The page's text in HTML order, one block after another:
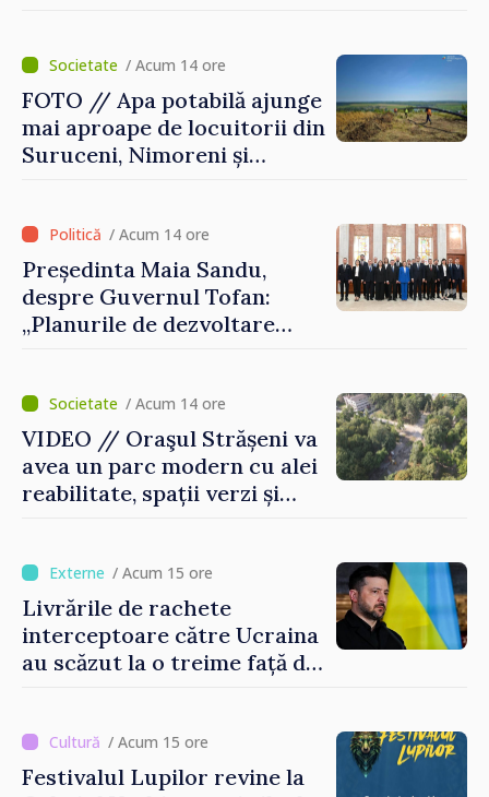
/ Acum 14 ore
FOTO // Apa potabilă ajunge
mai aproape de locuitorii din
Suruceni, Nimoreni și
/ Acum 14 ore
Președinta Maia Sandu,
despre Guvernul Tofan:
„Planurile de dezvoltare
stabilitate pentru a reuși”
/ Acum 14 ore
VIDEO // Oraşul Strășeni va
avea un parc modern cu alei
reabilitate, spații verzi și
/ Acum 15 ore
Livrările de rachete
interceptoare către Ucraina
au scăzut la o treime față de
/ Acum 15 ore
Festivalul Lupilor revine la